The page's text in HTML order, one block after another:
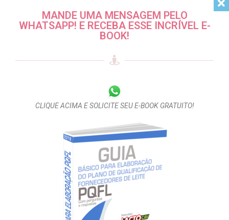
Salvar meus dados neste navegador para a próxima vez
que eu comentar.
MANDE UMA MENSAGEM PELO
WHATSAPP! E RECEBA ESSE INCRÍVEL E-
BOOK!
CLIQUE ACIMA E SOLICITE SEU E-BOOK GRATUITO!